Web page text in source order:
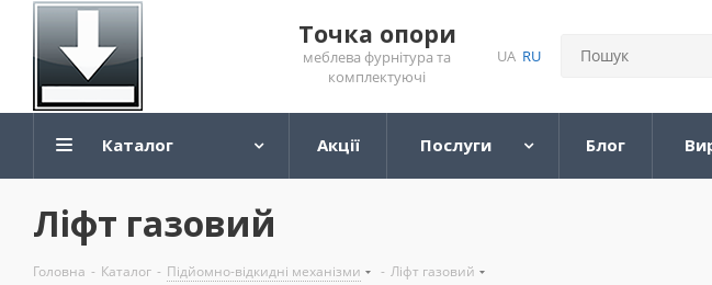
Точка опори
меблева фурнітура та
комплектуючі
UA RU
Каталог Акції Послуги Блог
Ліфт газовий
Головна - Каталог - Підйомно-відкидні механізми - Ліфт газовий